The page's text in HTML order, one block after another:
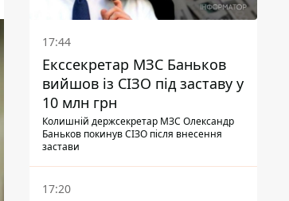
17:44
Екссекретар МЗС Баньков
вийшов із СІЗО під заставу у
10 млн грн
Колишній держсекретар МЗС Олександр
Баньков покинув СІЗО після внесення
застави
17:20